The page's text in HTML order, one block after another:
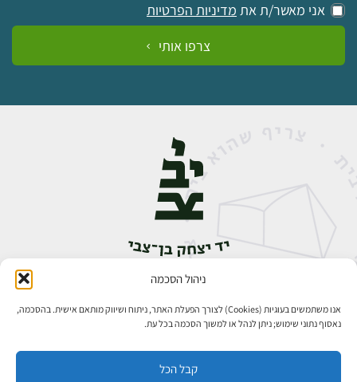
ניהול הסכמה
אנו משתמשים בעוגיות (Cookies) לצורך הפעלת האתר, ניתוח ושיווק מותאם אישית. בהסכמה,
נאסוף נתוני שימוש; ניתן לנהל או למשוך הסכמה בכל עת.
קבל הכל
אני מאשר/ת את מדיניות הפרטיות
צרפו אותי
אבן גבירול 14, רחביה, ירושלים